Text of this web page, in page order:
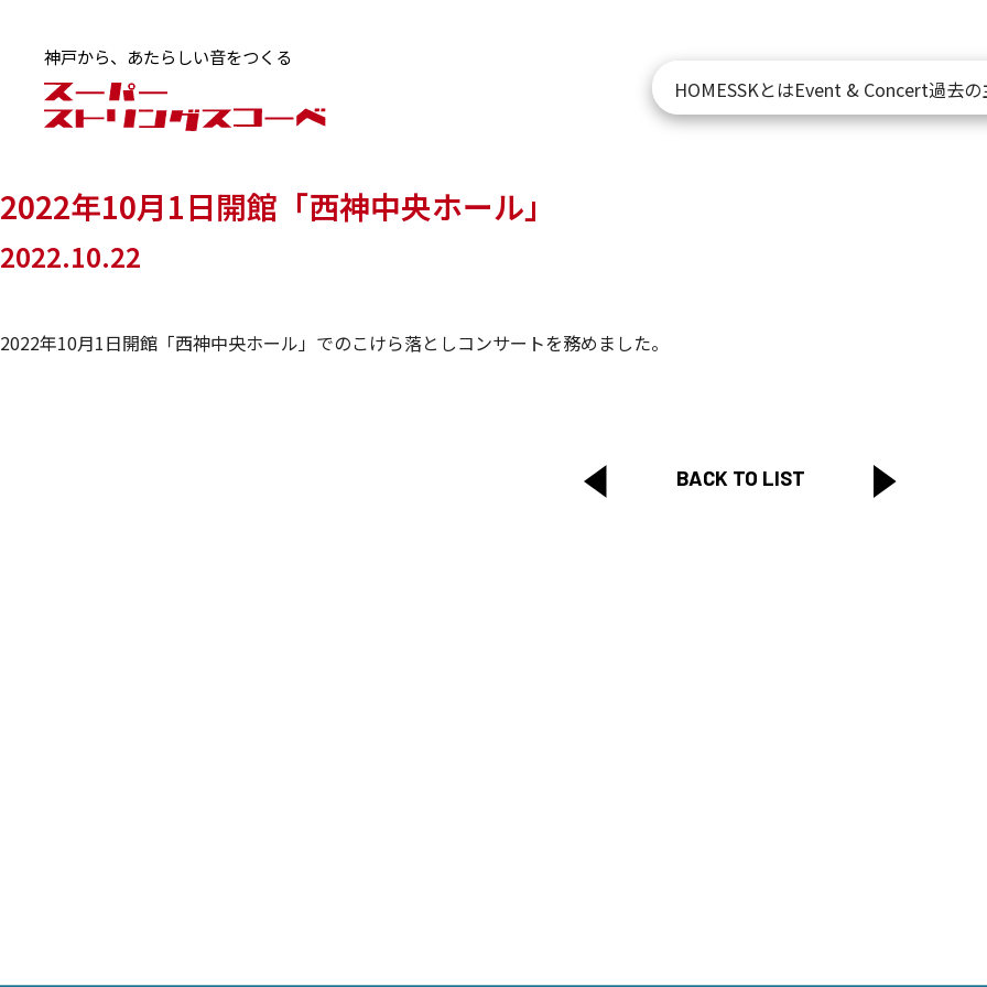
神戸から、あたらしい音をつくる
HOMESSKとはEvent & Concert過去の
2022年10月1日開館「西神中央ホール」
2022.10.22
2022年10月1日開館「西神中央ホール」でのこけら落としコンサートを務めました。
BACK TO LIST